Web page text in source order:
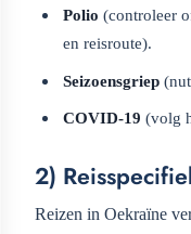
Polio (controleer
en reisroute).
Seizoensgriep
COVID-19 (volg
2)
Reizen in Oekraïne